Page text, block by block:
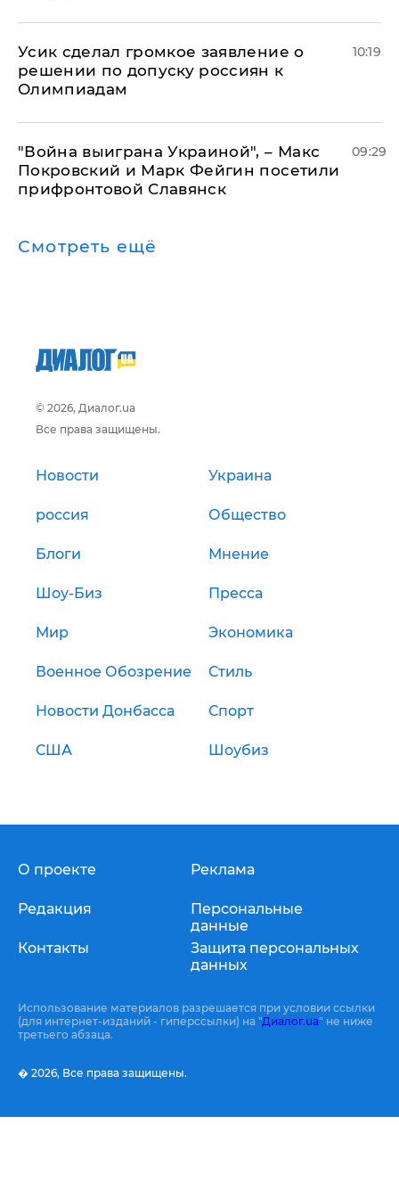
Усик сделал громкое заявление о
решении по допуску россиян к
Олимпиадам
10:19
"Война выиграна Украиной", – Макс
Покровский и Марк Фейгин посетили
прифронтовой Славянск
09:29
Смотреть ещё
© 2026, Диалог.ua
Все права защищены.
Новости Украина
россия Общество
Блоги Мнение
Шоу-Биз Пресса
Мир Экономика
Военное Обозрение Стиль
Новости Донбасса Спорт
США Шоубиз
О проекте
Редакция
Контакты
Реклама
Персональные
данные
Защита персональных
данных
Использование материалов разрешается при условии ссылки
(для интернет-изданий - гиперссылки) на "Диалог.ua" не ниже
третьего абзаца.
� 2026, Все права защищены.